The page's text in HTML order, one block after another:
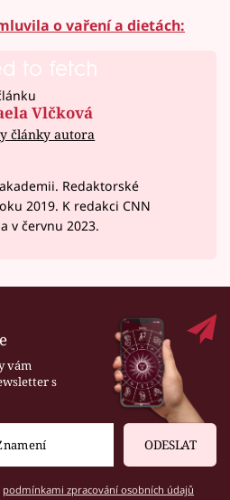
o vaření a dietách:
to fetch
Vlčková
články autora
Redaktorské
2019. K redakci CNN
v červnu 2023.
vám
s
ODESLAT
podmínkami zpracování osobních údajů